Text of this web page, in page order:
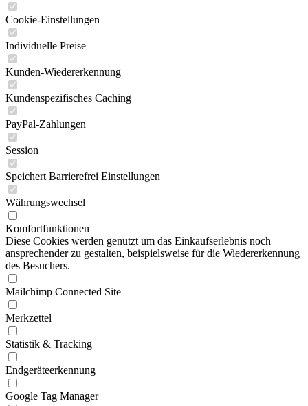
Cookie-Einstellungen
Individuelle Preise
Kunden-Wiedererkennung
Kundenspezifisches Caching
PayPal-Zahlungen
Session
Speichert Barrierefrei Einstellungen
Währungswechsel
Komfortfunktionen
Diese Cookies werden genutzt um das Einkaufserlebnis noch
ansprechender zu gestalten, beispielsweise für die Wiedererkennung
des Besuchers.
Mailchimp Connected Site
Merkzettel
Statistik & Tracking
Endgeräteerkennung
Google Tag Manager